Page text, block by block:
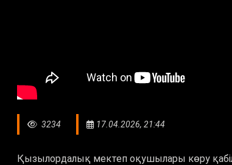
3234 17.04.2026, 21:44
Қызылордалық мектеп оқушылары көру